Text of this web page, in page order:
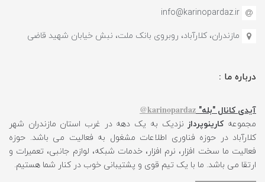
info@karinopardaz.ir
مازندران، کلارآباد، روبروی بانک ملت، نبش خیابان شهید قاضی
درباره ما :
آیدی کانال "بله" karinopardaz@
مجموعهکارینوپرداز نزدیک به یک دهه در غرب استان مازندران شهر
کلارآباد در حوزه فناوری اطلاعات مشغول به فعالیت می باشد. حوزه
فعالیت ما سخت افزار، نرم افزار، خدمات شبکه، لوازم جانبی، تعمیرات و
ارتقا می باشد. ما با یک تیم قوی و پشتیبانی خوب در کنار شما هستیم.